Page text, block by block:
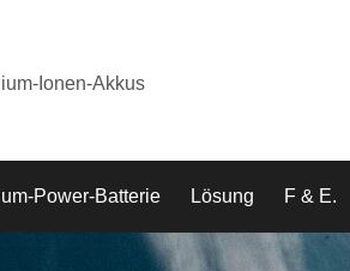
Ionen-Akkus
Power-Batterie Lösung F & E.